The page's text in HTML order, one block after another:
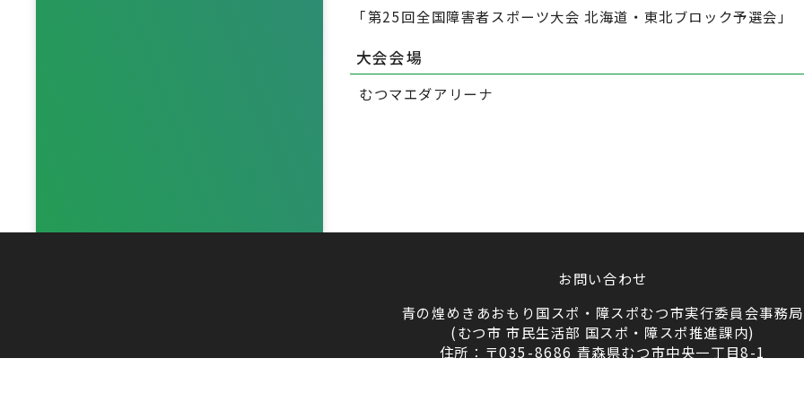
｢第25回全国障害者スポーツ大会 北海道・東北ブロック予選会｣
大会会場
むつマエダアリーナ
お問い合わせ
青の煌めきあおもり国スポ・障スポむつ市実行委員会事務局
(むつ市 市民生活部 国スポ・障スポ推進課内)
住所：〒035-8686 青森県むつ市中央一丁目8-1